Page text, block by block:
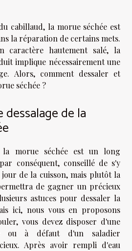
cabillaud, la morue séchée est
la réparation de certains mets.
caractère hautement salé, la
implique nécessairement une
Alors, comment dessaler et
séchée ?
dessalage de la
la morue séchée est un long
conséquent, conseillé de s'y
de la cuisson, mais plutôt la
de gagner un précieux
astuces pour dessaler la
ici, nous vous en proposons
vous devez disposer d'une
ou à défaut d'un saladier
Après avoir rempli d'eau